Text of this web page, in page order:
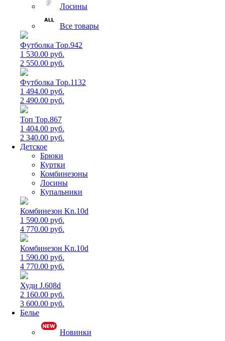
Лосины
Все товары
Футболка Top.942
1 530.00 руб.
2 550.00 руб.
Футболка Top.1132
1 494.00 руб.
2 490.00 руб.
Топ Top.867
1 404.00 руб.
2 340.00 руб.
Детское
Брюки
Куртки
Комбинезоны
Лосины
Купальники
Комбинезон Kn.10d
1 590.00 руб.
4 770.00 руб.
Комбинезон Kn.10d
1 590.00 руб.
4 770.00 руб.
Худи J.608d
2 160.00 руб.
3 600.00 руб.
Белье
Новинки